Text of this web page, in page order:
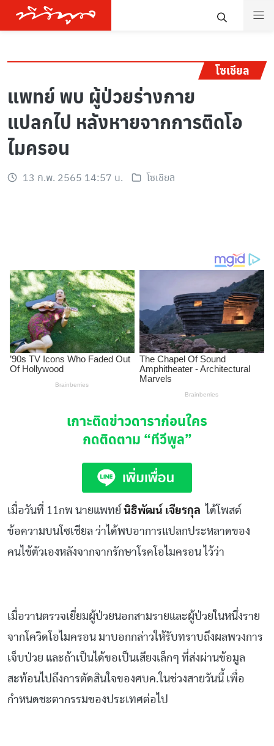
โซเชียล
แพทย์ พบ ผู้ป่วยร่างกาย
แปลกไป หลังหายจากการติดโอ
ไมครอน
13 ก.พ. 2565 14:57 น. โซเชียล
เกาะติดข่าวดาราก่อนใคร
กดติดตาม “ทีวีพูล”
เมื่อวันที่ 11กพ นายแพทย์ นิธิพัฒน์ เจียรกุล ได้โพสต์
ข้อความบนโซเชียล ว่าได้พบอาการแปลกประหลาดของ
คนไข้ตัวเองหลังจากจากรักษาโรคโอไมครอน ไว้ว่า
เมื่อวานตรวจเยี่ยมผู้ป่วยนอกสามรายและผู้ป่วยในหนึ่งราย
จากโควิดโอไมครอน มาบอกกล่าวให้รับทราบถึงผลพวงการ
เจ็บป่วย และถ้าเป็นได้ขอเป็นเสียงเล็กๆ ที่ส่งผ่านข้อมูล
สะท้อนไปถึงการตัดสินใจของศบค.ในช่วงสายวันนี้ เพื่อ
กำหนดชะตากรรมของประเทศต่อไป